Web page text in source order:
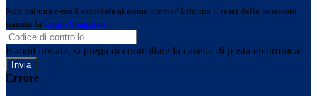
Non hai una e-mail associata al nome utente? Effettua il reset della password
tramite la Login Spaggiari
E-mail inviata, si prega di controllare la casella di posta elettronica!
Errore